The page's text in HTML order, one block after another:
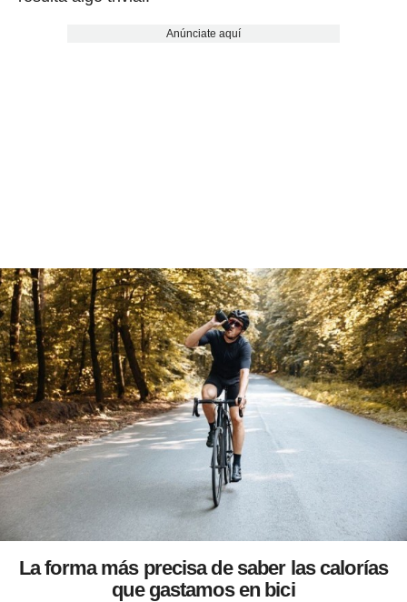
Anúnciate aquí
La forma más precisa de saber las calorías
que gastamos en bici